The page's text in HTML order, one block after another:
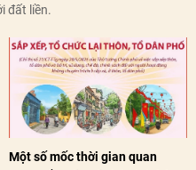
đất liền.
Một số mốc thời gian quan